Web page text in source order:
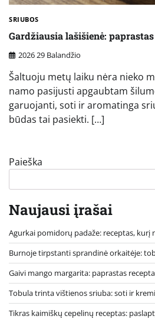
SRIUBOS
Gardžiausia lašišienė:
2026 29 Balandžio
Šaltuoju metų laiku nėra nieko
namo pasijusti apgaubtam
garuojanti, soti ir aromatinga
būdas tai pasiekti. […]
Paieška
Naujausi įrašai
Agurkai pomidorų padaže: receptas, kurį
Burnoje tirpstanti sprandinė orkaitėje:
Gaivi mango margarita: paprastas
Tobula trinta vištienos sriuba: soti ir
Tikras kaimiškų cepelinų receptas: